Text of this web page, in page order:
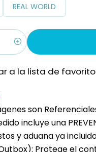
REAL WORLD
a la lista de
son
incluye una
y aduana ya
Protege el